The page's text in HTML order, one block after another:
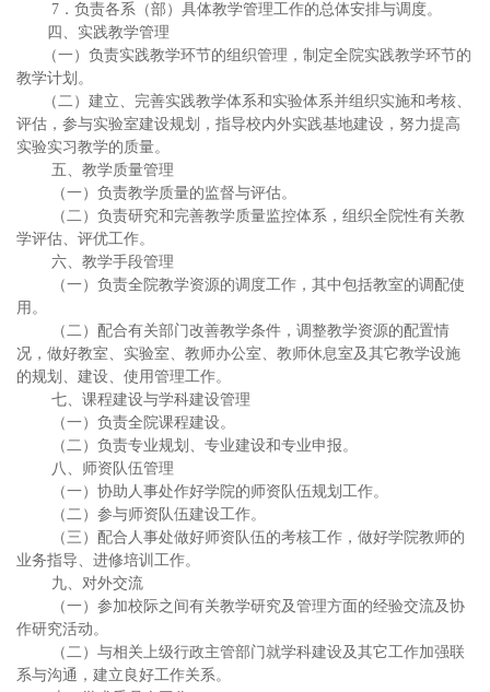
7．负责各系（部）具体教学管理工作的总体安排与调度。
四、实践教学管理
（一）负责实践教学环节的组织管理，制定全院实践教学环节的
教学计划。
（二）建立、完善实践教学体系和实验体系并组织实施和考核、
评估，参与实验室建设规划，指导校内外实践基地建设，努力提高
实验实习教学的质量。
五、教学质量管理
（一）负责教学质量的监督与评估。
（二）负责研究和完善教学质量监控体系，组织全院性有关教
学评估、评优工作。
六、教学手段管理
（一）负责全院教学资源的调度工作，其中包括教室的调配使
用。
（二）配合有关部门改善教学条件，调整教学资源的配置情
况，做好教室、实验室、教师办公室、教师休息室及其它教学设施
的规划、建设、使用管理工作。
七、课程建设与学科建设管理
（一）负责全院课程建设。
（二）负责专业规划、专业建设和专业申报。
八、师资队伍管理
（一）协助人事处作好学院的师资队伍规划工作。
（二）参与师资队伍建设工作。
（三）配合人事处做好师资队伍的考核工作，做好学院教师的
业务指导、进修培训工作。
九、对外交流
（一）参加校际之间有关教学研究及管理方面的经验交流及协
作研究活动。
（二）与相关上级行政主管部门就学科建设及其它工作加强联
系与沟通，建立良好工作关系。